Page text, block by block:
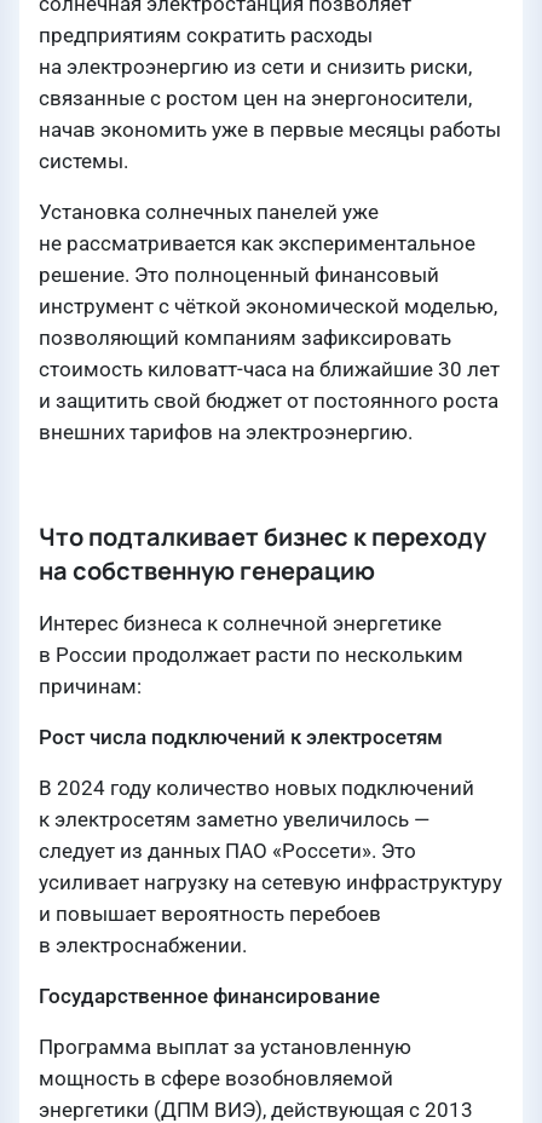
предприятиям сократить расходы
на электроэнергию из сети и снизить риски,
связанные с ростом цен на энергоносители,
начав экономить уже в первые месяцы работы
системы.
Установка солнечных панелей уже
не рассматривается как экспериментальное
решение. Это полноценный финансовый
инструмент с чёткой экономической моделью,
позволяющий компаниям зафиксировать
стоимость киловатт-часа на ближайшие 30 лет
и защитить свой бюджет от постоянного роста
внешних тарифов на электроэнергию.
Что подталкивает бизнес к переходу
на собственную генерацию
Интерес бизнеса к солнечной энергетике
в России продолжает расти по нескольким
причинам:
Рост числа подключений к электросетям
В 2024 году количество новых подключений
к электросетям заметно увеличилось —
следует из данных ПАО «Россети». Это
усиливает нагрузку на сетевую инфраструктуру
и повышает вероятность перебоев
в электроснабжении.
Государственное финансирование
Программа выплат за установленную
мощность в сфере возобновляемой
энергетики (ДПМ ВИЭ), действующая с 2013